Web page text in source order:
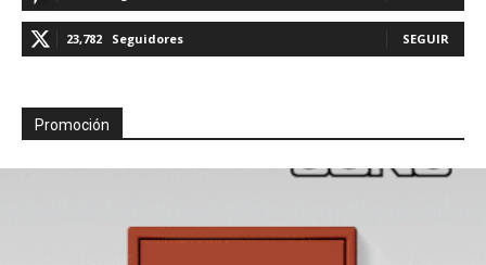
23,782 Seguidores SEGUIR
Promoción